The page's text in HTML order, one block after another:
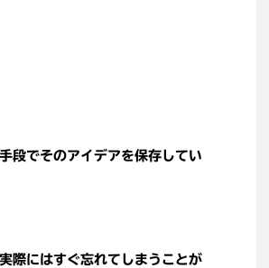
段でそのアイデアを保存してい
際にはすぐ忘れてしまうことが